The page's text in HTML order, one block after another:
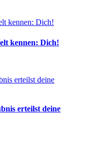
kennen: Dich!
erteilst deine